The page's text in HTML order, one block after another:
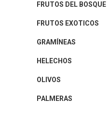
FRUTOS DEL BOSQUE
FRUTOS EXOTICOS
GRAMÍNEAS
HELECHOS
OLIVOS
PALMERAS